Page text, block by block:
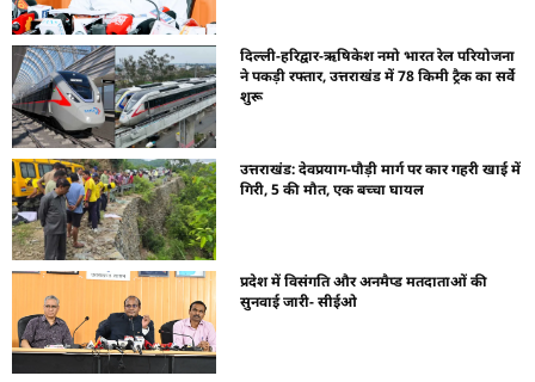
दिल्ली-हरिद्वार-ऋषिकेश नमो भारत रेल परियोजना
ने पकड़ी रफ्तार, उत्तराखंड में 78 किमी ट्रैक का सर्वे
शुरू
उत्तराखंड: देवप्रयाग-पौड़ी मार्ग पर कार गहरी खाई में
गिरी, 5 की मौत, एक बच्चा घायल
प्रदेश में विसंगति और अनमैप्ड मतदाताओं की
सुनवाई जारी- सीईओ